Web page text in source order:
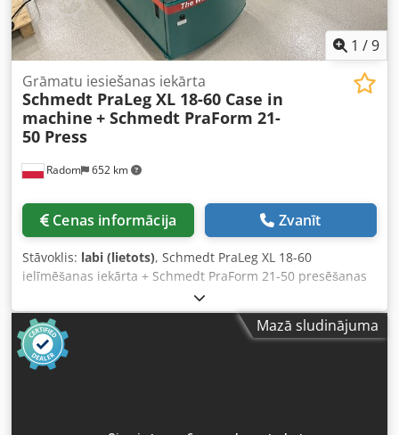
1 /9
Radom 652 km
Grāmatu iesiešanas iekārta
Schmedt PraLeg XL 18-60 Case in
machine + Schmedt PraForm 21-
50 Press
Cenas informācija Zvanīt
Stāvoklis: labi (lietots), Schmedt PraLeg XL 18-60
ielīmēšanas iekārta + Schmedt PraForm 21-50 presēšanas
iekārta. Ražots 2022. gadā. Schmedt PraLeg XL 18-60
grāmatu bloku ievietošanas iekārta Iekārta labā stāvoklī,
gatava darbam. Iekārta ievieto grāmatu bloku sagatavotā
cietajā vākā. Aprīkota ar divām līmjierīcēm un gludas līmes
biezuma regulēšanas iespēju. Dkodpszdazbofx Acper
Mazā sludinājuma